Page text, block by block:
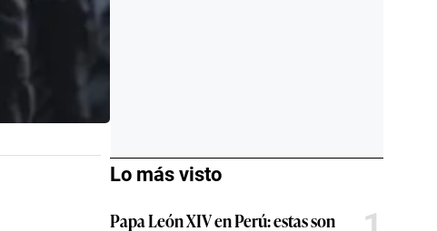
Lo más visto
Papa León XIV en Perú: estas son